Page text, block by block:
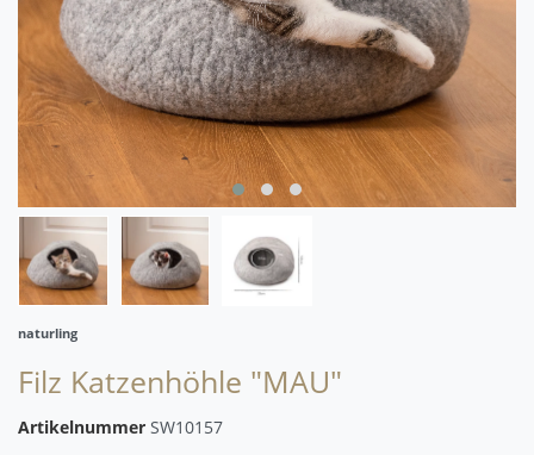
naturling
Filz Katzenhöhle "MAU"
Artikelnummer SW10157